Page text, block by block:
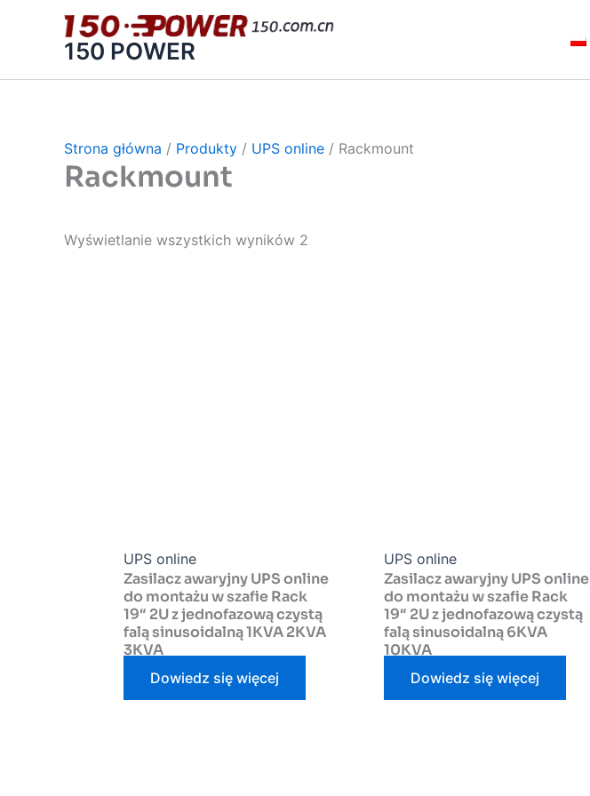
容
150 POWER
Strona główna / Produkty / UPS online / Rackmount
Rackmount
Wyświetlanie wszystkich wyników 2
UPS online
Zasilacz awaryjny UPS online
do montażu w szafie Rack
19″ 2U z jednofazową czystą
falą sinusoidalną 1KVA 2KVA
3KVA
Dowiedz się więcej
UPS online
Zasilacz awaryjny UPS online
do montażu w szafie Rack
19″ 2U z jednofazową czystą
falą sinusoidalną 6KVA
10KVA
Dowiedz się więcej